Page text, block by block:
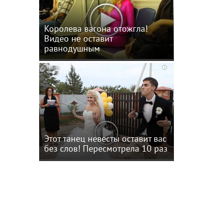
Королева вагона отожгла!
Видео не оставит
равнодушным
i
Этот танец невесты оставит вас
без слов! Пересмотрела 10 раз